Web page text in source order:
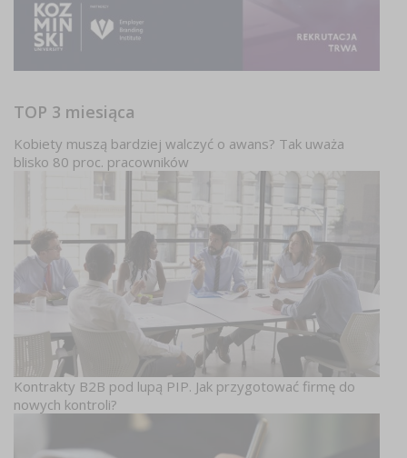
TOP 3 miesiąca
Kobiety muszą bardziej walczyć o awans? Tak uważa
blisko 80 proc. pracowników
Kontrakty B2B pod lupą PIP. Jak przygotować firmę do
nowych kontroli?